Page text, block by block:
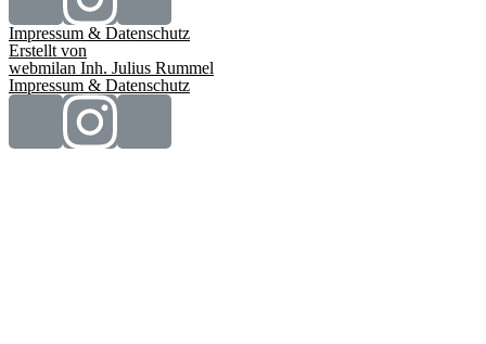
Impressum & Datenschutz
Erstellt von
webmilan Inh. Julius Rummel
Impressum & Datenschutz